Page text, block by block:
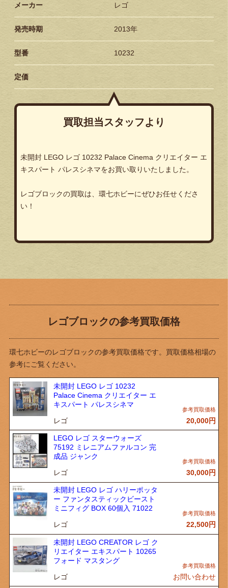
メーカー レゴ
発売時期 2013年
型番 10232
定価
買取担当スタッフより
未開封 LEGO レゴ 10232 Palace Cinema クリエイター エ
キスパート パレスシネマをお買い取りいたしました。
レゴブロックの買取は、環七ホビーにぜひお任せくださ
い！
レゴブロックの参考買取価格
環七ホビーのレゴブロックの参考買取価格です。買取価格相場の
参考にご覧ください。
未開封 LEGO レゴ 10232
Palace Cinema クリエイター エ
キスパート パレスシネマ
レゴ 20,000円
LEGO レゴ スターウォーズ
75192 ミレニアムファルコン 完
成品 ジャンク
レゴ 30,000円
未開封 LEGO レゴ ハリーポッタ
ー ファンタスティックビースト
ミニフィグ BOX 60個入 71022
レゴ 22,500円
未開封 LEGO CREATOR レゴ ク
リエイター エキスパート 10265
フォード マスタング
レゴ お問い合わせ